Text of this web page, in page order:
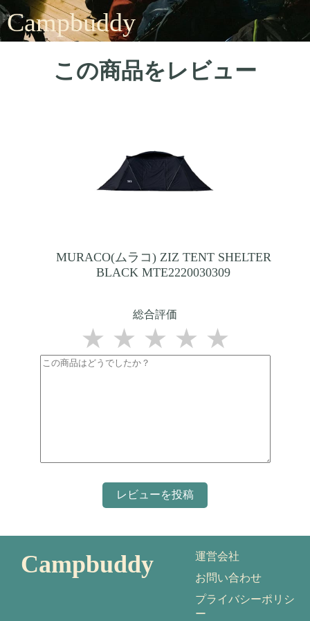
Campbuddy
この商品をレビュー
MURACO(ムラコ) ZIZ TENT SHELTER
BLACK MTE2220030309
総合評価
★
★
★
★
★
Campbuddy
運営会社
お問い合わせ
プライバシーポリシ
ー